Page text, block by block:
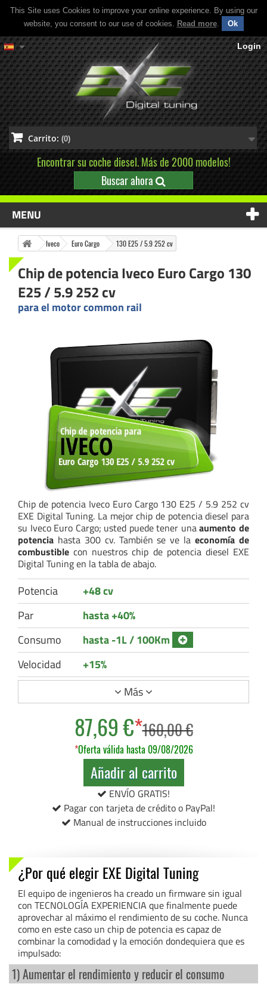
This Site uses Cookies to improve your online experience. By using our
website, you consent to our use of cookies. Read more. Ok
Login
Carrito: (0)
Encontrar su coche diesel. Más de 2000 modelos!
Buscar ahora
MENU
Iveco Euro Cargo 130 E25 / 5.9 252 cv
Chip de potencia Iveco Euro Cargo 130
E25 / 5.9 252 cv
para el motor common rail
Chip de potencia Iveco Euro Cargo 130 E25 / 5.9 252 cv
EXE Digital Tuning. La mejor chip de potencia diesel para
su Iveco Euro Cargo; usted puede tener unaaumento de
potencia hasta 300 cv. También se ve laeconomía de
combustiblecon nuestros chip de potencia diesel EXE
Digital Tuning en la tabla de abajo.
Potencia
+48 cv
Par
hasta +40%
Consumo
hasta -1L / 100Km
Velocidad
+15%
Más
87,69 €*160,00 €
*Oferta válida hasta 09/08/2026
Añadir al carrito
ENVÍO GRATIS!
Pagar con tarjeta de crédito o PayPal!
Manual de instrucciones incluido
¿Por qué elegir EXE Digital Tuning
El equipo de ingenieros ha creado un firmware sin igual
con TECNOLOGÍA EXPERIENCIA que finalmente puede
aprovechar al máximo el rendimiento de su coche. Nunca
como en este caso un chip de potencia es capaz de
combinar la comodidad y la emoción dondequiera que es
impulsado:
1) Aumentar el rendimiento y reducir el consumo